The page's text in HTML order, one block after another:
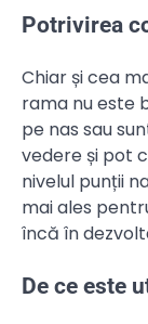
Potrivirea
Chiar și cea
rama nu este
pe nas sau
vedere și pot
nivelul punții
mai ales
încă în
De ce este